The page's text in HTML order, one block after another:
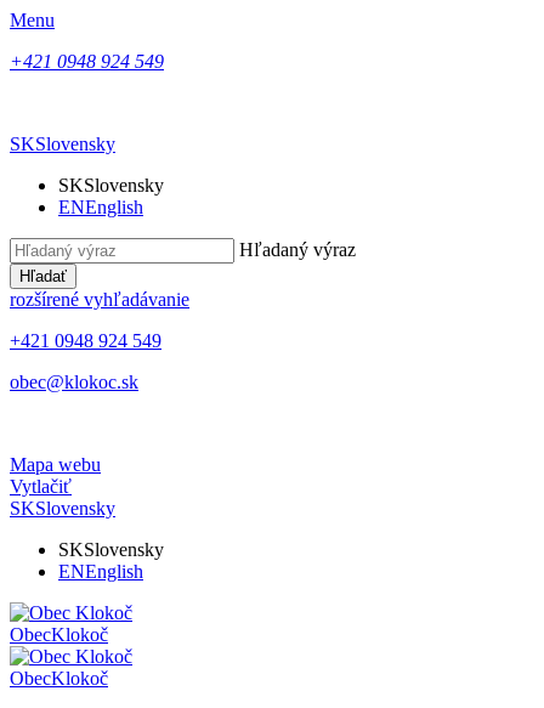
Menu
+421 0948 924 549
SKSlovensky
SKSlovensky
ENEnglish
Hľadaný výraz
Hľadať
rozšírené vyhľadávanie
+421 0948 924 549
obec@klokoc.sk
Mapa webu
Vytlačiť
SKSlovensky
SKSlovensky
ENEnglish
ObecKlokoč
ObecKlokoč